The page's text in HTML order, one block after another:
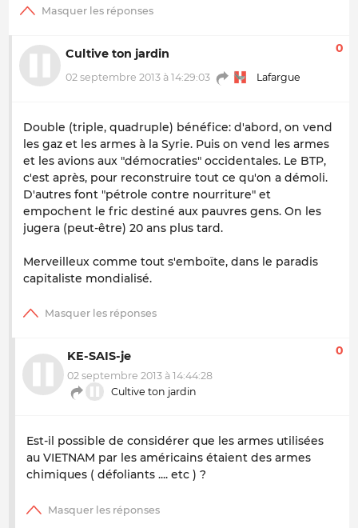
Cultive ton jardin
02 septembre 2013 à 14:29:03 Lafargue
0
Double (triple, quadruple) bénéfice: d'abord, on vend
les gaz et les armes à la Syrie. Puis on vend les armes
et les avions aux "démocraties" occidentales. Le BTP,
c'est après, pour reconstruire tout ce qu'on a démoli.
D'autres font "pétrole contre nourriture" et
empochent le fric destiné aux pauvres gens. On les
jugera (peut-être) 20 ans plus tard.
Merveilleux comme tout s'emboïte, dans le paradis
capitaliste mondialisé.
KE-SAIS-je
02 septembre 2013 à 14:44:28
Cultive ton jardin
0
Est-il possible de considérer que les armes utilisées
au VIETNAM par les américains étaient des armes
chimiques ( défoliants .... etc ) ?